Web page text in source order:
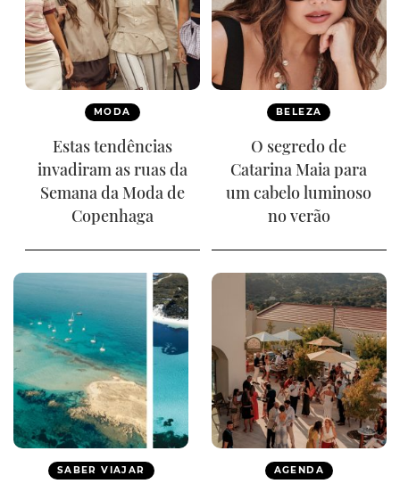
MODA
Estas tendências
invadiram as ruas da
Semana da Moda de
Copenhaga
BELEZA
O segredo de
Catarina Maia para
um cabelo luminoso
no verão
SABER VIAJAR AGENDA